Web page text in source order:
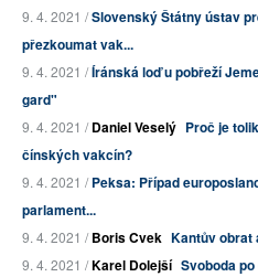
9. 4. 2021 /Slovenský Štátny ústav
přezkoumat vak...
9. 4. 2021 /Íránská loď u pobřeží
gard"
9. 4. 2021 /Daniel Veselý Proč je
čínských vakcín?
9. 4. 2021 /Peksa: Případ
parlament...
9. 4. 2021 /Boris Cvek Kantův obrat
9. 4. 2021 /Karel Dolejší Svoboda